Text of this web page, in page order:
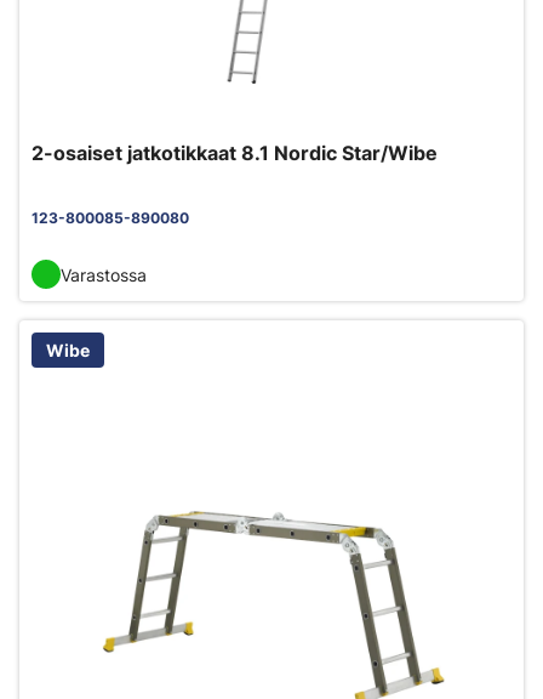
2-osaiset jatkotikkaat 8.1 Nordic Star/Wibe
123-800085-890080
Varastossa
Wibe